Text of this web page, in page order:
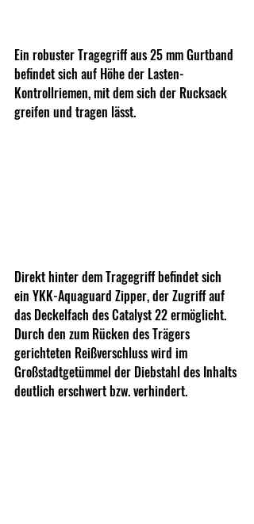
Ein robuster Tragegriff aus 25 mm Gurtband
befindet sich auf Höhe der Lasten-
Kontrollriemen, mit dem sich der Rucksack
greifen und tragen lässt.
Direkt hinter dem Tragegriff befindet sich
ein YKK-Aquaguard Zipper, der Zugriff auf
das Deckelfach des Catalyst 22 ermöglicht.
Durch den zum Rücken des Trägers
gerichteten Reißverschluss wird im
Großstadtgetümmel der Diebstahl des Inhalts
deutlich erschwert bzw. verhindert.